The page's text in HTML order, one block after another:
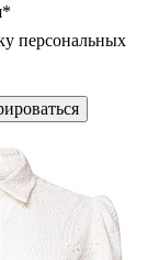
персональных